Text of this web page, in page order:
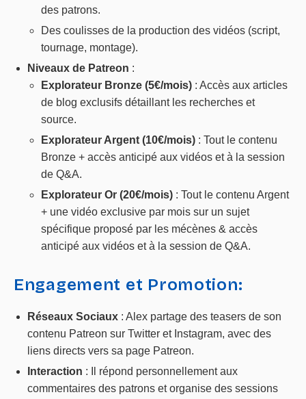
des patrons.
Des coulisses de la production des vidéos (script,
tournage, montage).
Niveaux de Patreon :
Explorateur Bronze (5€/mois) : Accès aux articles
de blog exclusifs détaillant les recherches et
source.
Explorateur Argent (10€/mois) : Tout le contenu
Bronze + accès anticipé aux vidéos et à la session
de Q&A.
Explorateur Or (20€/mois) : Tout le contenu Argent
+ une vidéo exclusive par mois sur un sujet
spécifique proposé par les mécènes & accès
anticipé aux vidéos et à la session de Q&A.
Engagement et Promotion:
Réseaux Sociaux : Alex partage des teasers de son
contenu Patreon sur Twitter et Instagram, avec des
liens directs vers sa page Patreon.
Interaction : Il répond personnellement aux
commentaires des patrons et organise des sessions